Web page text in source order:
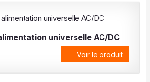
universelle AC/DC
Voir le produit